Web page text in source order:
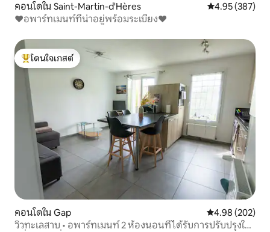
คอนโดใน Saint-Martin-d'Hères คะแนนเฉลี่ย
4.95 (387)
♥️อพาร์ทเมนท์ที่น่าอยู่พร้อมระเบียง♥️
โดนใจเกสต์ที่สุด
โดนใจเกสต์
คอนโดใน Gap คะแนนเฉลี่ย
4.98 (202)
วิวทะเลสาบ • อพาร์ทเมนท์ 2 ห้องนอนที่ได้รับการปรับปรุงใหม่